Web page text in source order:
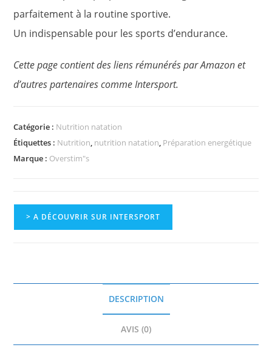
parfaitement à la routine sportive.
Un indispensable pour les sports d’endurance.
Cette page contient des liens rémunérés par Amazon et
d’autres partenaires comme Intersport.
Catégorie : Nutrition natation
Étiquettes : Nutrition, nutrition natation, Préparation energétique
Marque : Overstim"s
> A DÉCOUVRIR SUR INTERSPORT
DESCRIPTION
AVIS (0)